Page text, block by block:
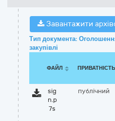
Завантажити
Тип документа:
закупівлі
ФАЙЛ ПРИВАТНІСТЬ
sig
n.p
7s
публічний